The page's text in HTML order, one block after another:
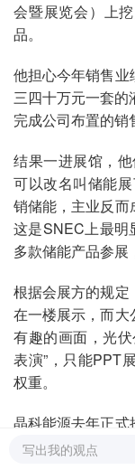
会暨展览会）上
品。
他担心今年销售
三四十万元一套的
完成公司布置的销
结果一进展馆，
可以改名叫储能
销储能，主业反而
这是SNEC上最明
多款储能产品参展
根据会展方的规
在一楼展示，而
有趣的画面，光
表演”，只能PPT
权重。
晶科能源去年正
受记者采访时表
写出我的观点